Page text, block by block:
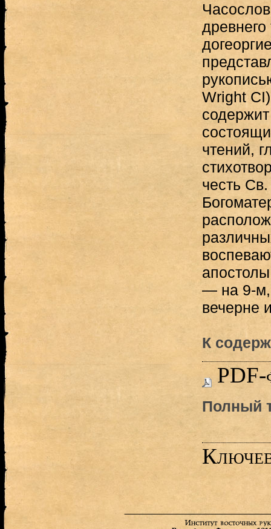
древнего
Wright
чтений,
честь
— на 9-
вечерне
К
PDF-
Полный